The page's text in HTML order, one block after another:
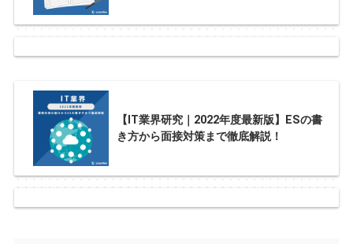
【IT業界研究｜2022年度最新版】ESの書
き方から面接対策まで徹底解説！